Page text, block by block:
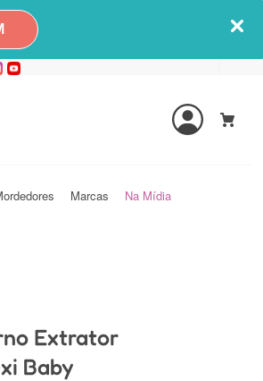
Marcas Na Mídia
Extrator
Baby